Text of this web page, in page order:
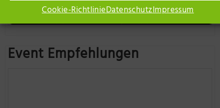
Cookie-RichtlinieDatenschutzImpressum
Event Empfehlungen